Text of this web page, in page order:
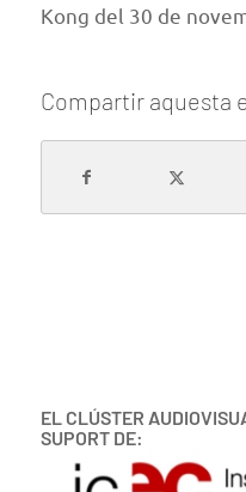
Kong del 30 de
Compartir aquesta
EL CLÚSTER
SUPORT DE: